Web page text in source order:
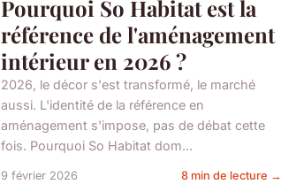
Pourquoi So Habitat est la
référence de l'aménagement
intérieur en 2026 ?
2026, le décor s'est transformé, le marché
aussi. L'identité de la référence en
aménagement s'impose, pas de débat cette
fois. Pourquoi So Habitat dom...
9 février 2026 8 min de lecture →